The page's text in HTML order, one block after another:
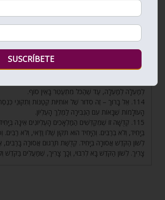
113. א»ת ב»ש עוֹלִים וְיוֹרְדִים, כְּמוֹ שֶׁנִּתְבָּאֵר. א»ל
לְמַעְלָה לְמַעְלָה, עַד שֶׁהַכֹּל מִתְעַטֵּר בָּאֵין סוֹף.
114. אֵל בָּרוּךְ – זֶה סִדּוּר שֶׁל אוֹתִיּוֹת קְטַנּוֹת וְתִקּוּנֵי
הָעוֹלָמוֹת שֶׁבָּאוֹת עִם הַגְּבִירָה לַמֶּלֶךְ הָעֶלְיוֹן.
115. קְדֻשָּׁה זוֹ שֶׁמְּקַדְּשִׁים הַמַּלְאָכִים הָעֶלְיוֹנִים אֵינָהּ
בְּיָחִיד, וְלֹא בְרַבִּים. וְהַיָּחִיד הוּא תִּקּוּן שֶׁלּוֹ וַדַּאי, וְלֹא
לְשׁוֹן הַקֹּדֶשׁ אֲסוּרָה בְּיָחִיד. קְדֻשַּׁת תַּרְגּוּם אֲסוּרָה בָּרַבִּים,
צָרִיךְ. לְשׁוֹן הַקֹּדֶשׁ בָּא לְרִבּוּי, וְכָךְ צָרִיךְ, שֶׁמַּעֲלִים בַּקֹּדֶשׁ